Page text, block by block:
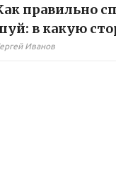
правильно
в какую
Иванов